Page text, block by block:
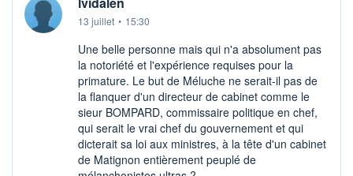
13 juillet • 15:30
Une belle personne mais qui n'a absolument pas
la notoriété et l'expérience requises pour la
primature. Le but de Méluche ne serait-il pas de
la flanquer d'un directeur de cabinet comme le
sieur BOMPARD, commissaire politique en chef,
qui serait le vrai chef du gouvernement et qui
dicterait sa loi aux ministres, à la tête d'un cabinet
de Matignon entièrement peuplé de